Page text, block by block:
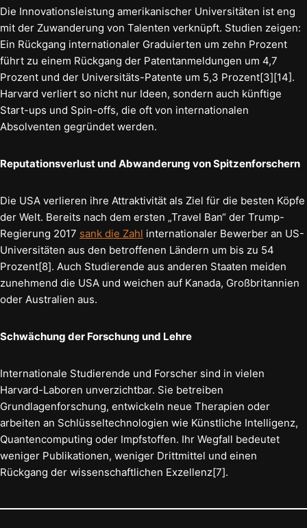
Die Innovationsleistung amerikanischer Universitäten ist eng
mit der Zuwanderung von Talenten verknüpft. Studien zeigen:
Ein Rückgang internationaler Graduierten um zehn Prozent
führt zu einem Rückgang der Patentanmeldungen um 4,7
Prozent und der Universitäts-Patente um 5,3 Prozent[3][14].
Harvard verliert so nicht nur Ideen, sondern auch künftige
Start-ups und Spin-offs, die oft von internationalen
Absolventen gegründet werden.
Reputationsverlust und Abwanderung von Spitzenforschern
Die USA verlieren ihre Attraktivität als Ziel für die besten Köpfe
der Welt. Bereits nach dem ersten „Travel Ban“ der Trump-
Regierung 2017 sank die Zahl internationaler Bewerber an US-
Universitäten aus den betroffenen Ländern um bis zu 54
Prozent[8]. Auch Studierende aus anderen Staaten meiden
zunehmend die USA und weichen auf Kanada, Großbritannien
oder Australien aus.
Schwächung der Forschung und Lehre
Internationale Studierende und Forscher sind in vielen
Harvard-Laboren unverzichtbar. Sie betreiben
Grundlagenforschung, entwickeln neue Therapien oder
arbeiten an Schlüsseltechnologien wie Künstliche Intelligenz,
Quantencomputing oder Impfstoffen. Ihr Wegfall bedeutet
weniger Publikationen, weniger Drittmittel und einen
Rückgang der wissenschaftlichen Exzellenz[7].